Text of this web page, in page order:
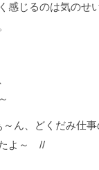
感じるのは気のせ
ん、どくだみ仕事
よ～ //